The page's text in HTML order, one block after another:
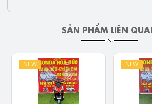
SẢN PHẨM LIÊN
NEW NEW